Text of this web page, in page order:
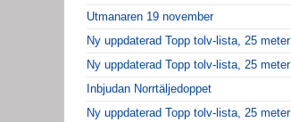
Utmanaren 19 november
Ny uppdaterad Topp tolv-lista, 25 meter
Ny uppdaterad Topp tolv-lista, 25 meter
Inbjudan Norrtäljedoppet
Ny uppdaterad Topp tolv-lista, 25 meter